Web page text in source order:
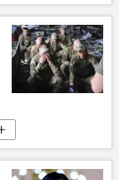
📰 Operación rusa de desmilitarización y desnazificación de Ucrania